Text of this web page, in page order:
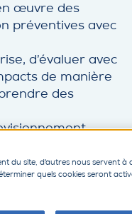
œuvre des
préventives avec
d’évaluer avec
de manière
des
de sorte
puissiez
résoudre les
du site, d'autres nous servent
quels cookies seront